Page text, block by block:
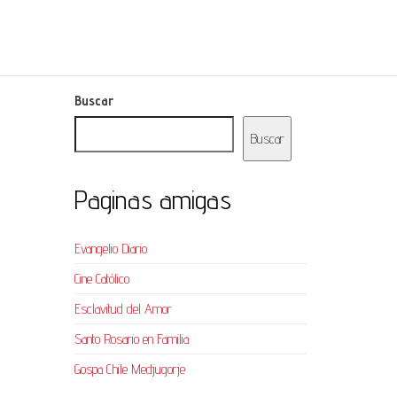
Buscar
Buscar
Paginas amigas
Evangelio Diario
Cine Católico
Esclavitud del Amor
Santo Rosario en Familia
Gospa Chile Medjugorje